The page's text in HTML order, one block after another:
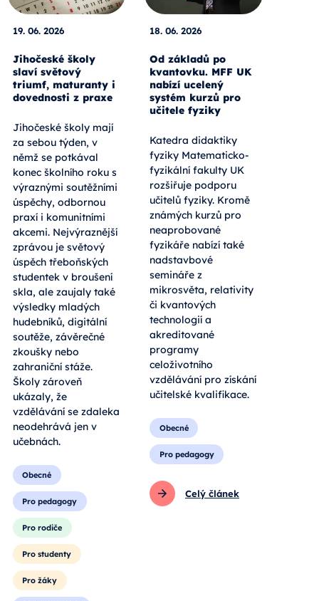
19. 06. 2026
Jihočeské školy
slaví světový
triumf, maturanty i
dovednosti z praxe
Jihočeské školy mají
za sebou týden, v
němž se potkával
konec školního roku s
výraznými soutěžními
úspěchy, odbornou
praxí i komunitními
akcemi. Nejvýraznější
zprávou je světový
úspěch třeboňských
studentek v broušení
skla, ale zaujaly také
výsledky mladých
hudebníků, digitální
soutěže, závěrečné
zkoušky nebo
zahraniční stáže.
Školy zároveň
ukázaly, že
vzdělávání se zdaleka
neodehrává jen v
učebnách.
Obecné
Pro pedagogy
Pro rodiče
Pro studenty
Pro žáky
18. 06. 2026
Od základů po
kvantovku. MFF UK
nabízí ucelený
systém kurzů pro
učitele fyziky
Katedra didaktiky
fyziky Matematicko-
fyzikální fakulty UK
rozšiřuje podporu
učitelů fyziky. Kromě
známých kurzů pro
neaprobované
fyzikáře nabízí také
nadstavbové
semináře z
mikrosvěta, relativity
či kvantových
technologií a
akreditované
programy
celoživotního
vzdělávání pro získání
učitelské kvalifikace.
Obecné
Pro pedagogy
Celý článek